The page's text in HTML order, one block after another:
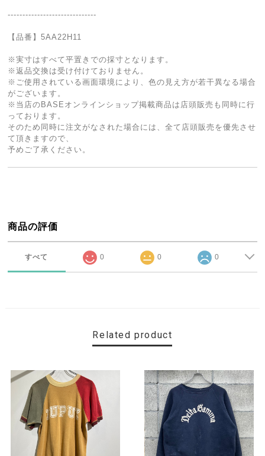
------------------------------
【品番】5AA22H11
※実寸はすべて平置きでの採寸となります。
※返品交換は受け付けておりません。
※ご使用されている画面環境により、色の見え方が若干異なる場合
がございます。
※当店のBASEオンラインショップ掲載商品は店頭販売も同時に行
っております。
そのため同時に注文がなされた場合には、全て店頭販売を優先させ
て頂きますので、
予めご了承ください。
商品の評価
すべて 0 0 0
Related product